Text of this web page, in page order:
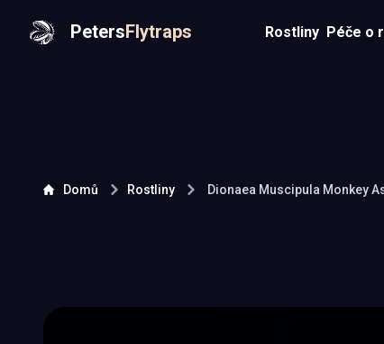
PetersFlytraps Rostliny Péče o
Domů Rostliny Dionaea Muscipula Monkey